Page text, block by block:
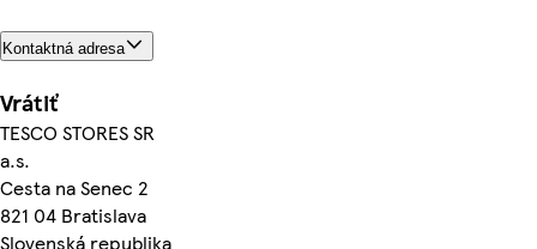
Kontaktná adresa
Vrátiť
TESCO STORES SR
a.s.
Cesta na Senec 2
821 04 Bratislava
Slovenská republika